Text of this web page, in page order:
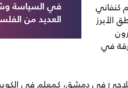
في السياسة
العديد من
كنفاني
الأبرز
في
كلاجئ في دمشق، كمعلم في